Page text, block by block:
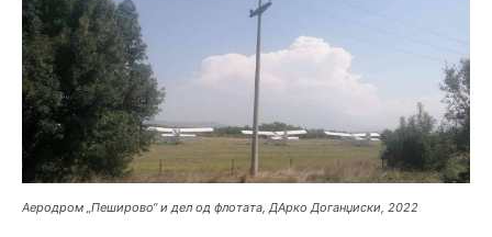
Аеродром „Пеширово“ и дел од флотата, ДАрко Доганџиски, 2022